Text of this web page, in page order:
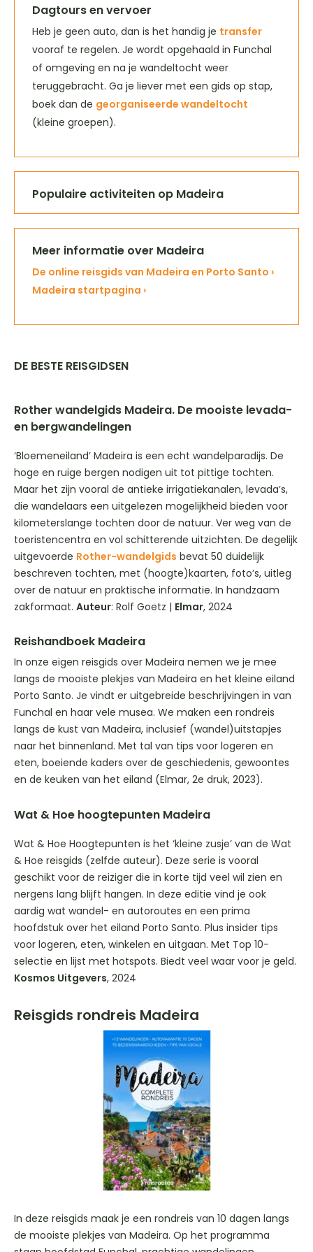
Dagtours en vervoer
Heb je geen auto, dan is het handig je transfer
vooraf te regelen. Je wordt opgehaald in Funchal
of omgeving en na je wandeltocht weer
teruggebracht. Ga je liever met een gids op stap,
boek dan de georganiseerde wandeltocht
(kleine groepen).
Populaire activiteiten op Madeira
Meer informatie over Madeira
De online reisgids van Madeira en Porto Santo ›
Madeira startpagina ›
DE BESTE REISGIDSEN
Rother wandelgids Madeira. De mooiste levada-
en bergwandelingen
‘Bloemeneiland’ Madeira is een echt wandelparadijs. De
hoge en ruige bergen nodigen uit tot pittige tochten.
Maar het zijn vooral de antieke irrigatiekanalen, levada’s,
die wandelaars een uitgelezen mogelijkheid bieden voor
kilometerslange tochten door de natuur. Ver weg van de
toeristencentra en vol schitterende uitzichten. De degelijk
uitgevoerde Rother-wandelgids bevat 50 duidelijk
beschreven tochten, met (hoogte)kaarten, foto’s, uitleg
over de natuur en praktische informatie. In handzaam
zakformaat. Auteur: Rolf Goetz | Elmar, 2024
Reishandboek Madeira
In onze eigen reisgids over Madeira nemen we je mee
langs de mooiste plekjes van Madeira en het kleine eiland
Porto Santo. Je vindt er uitgebreide beschrijvingen in van
Funchal en haar vele musea. We maken een rondreis
langs de kust van Madeira, inclusief (wandel)uitstapjes
naar het binnenland. Met tal van tips voor logeren en
eten, boeiende kaders over de geschiedenis, gewoontes
en de keuken van het eiland (Elmar, 2e druk, 2023).
Wat & Hoe hoogtepunten Madeira
Wat & Hoe Hoogtepunten is het ‘kleine zusje’ van de Wat
& Hoe reisgids (zelfde auteur). Deze serie is vooral
geschikt voor de reiziger die in korte tijd veel wil zien en
nergens lang blijft hangen. In deze editie vind je ook
aardig wat wandel- en autoroutes en een prima
hoofdstuk over het eiland Porto Santo. Plus insider tips
voor logeren, eten, winkelen en uitgaan. Met Top 10-
selectie en lijst met hotspots. Biedt veel waar voor je geld.
Kosmos Uitgevers, 2024
Reisgids rondreis Madeira
In deze reisgids maak je een rondreis van 10 dagen langs
de mooiste plekjes van Madeira. Op het programma